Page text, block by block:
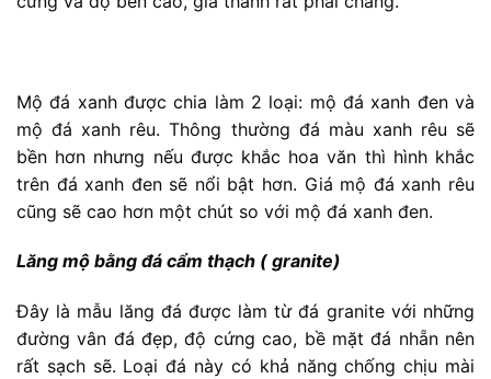
Mộ đá xanh được chia làm 2 loại: mộ đá xanh đen và
mộ đá xanh rêu. Thông thường đá màu xanh rêu sẽ
bền hơn nhưng nếu được khắc hoa văn thì hình khắc
trên đá xanh đen sẽ nổi bật hơn. Giá mộ đá xanh rêu
cũng sẽ cao hơn một chút so với mộ đá xanh đen.
Lăng mộ bằng đá cẩm thạch ( granite)
Đây là mẫu lăng đá được làm từ đá granite với những
đường vân đá đẹp, độ cứng cao, bề mặt đá nhẵn nên
rất sạch sẽ. Loại đá này có khả năng chống chịu mài